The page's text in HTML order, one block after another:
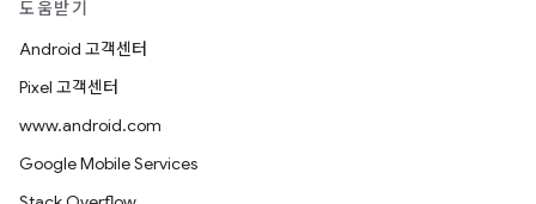
도움받기
Android 고객센터
Pixel 고객센터
www.android.com
Google Mobile Services